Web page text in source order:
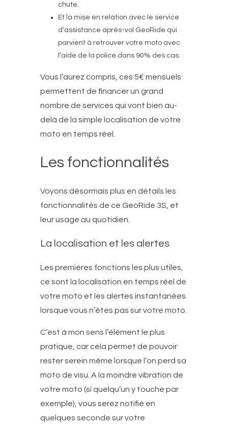
chute.
Et la mise en relation avec le service
d’assistance après-vol GeoRide qui
parvient à retrouver votre moto avec
l’aide de la police dans 90% des cas.
Vous l’aurez compris, ces 5€ mensuels
permettent de financer un grand
nombre de services qui vont bien au-
delà de la simple localisation de votre
moto en temps réel.
Les fonctionnalités
Voyons désormais plus en détails les
fonctionnalités de ce GeoRide 3S, et
leur usage au quotidien.
La localisation et les alertes
Les premières fonctions les plus utiles,
ce sont la localisation en temps réel de
votre moto et les alertes instantanées
lorsque vous n’êtes pas sur votre moto.
C’est à mon sens l’élément le plus
pratique, car cela permet de pouvoir
rester serein même lorsque l’on perd sa
moto de visu. A la moindre vibration de
votre moto (si quelqu’un y touche par
exemple), vous serez notifié en
quelques seconde sur votre